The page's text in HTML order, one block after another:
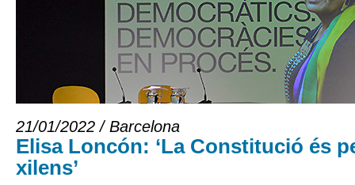
21/01/2022 / Barcelona
Elisa Loncón: ‘La Constitució és
xilens’